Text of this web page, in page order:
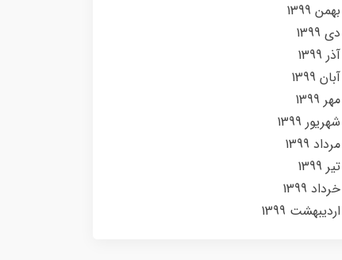
بهمن 1399
دی 1399
آذر 1399
آبان 1399
مهر 1399
شهریور 1399
مرداد 1399
تير 1399
خرداد 1399
ارديبهشت 1399